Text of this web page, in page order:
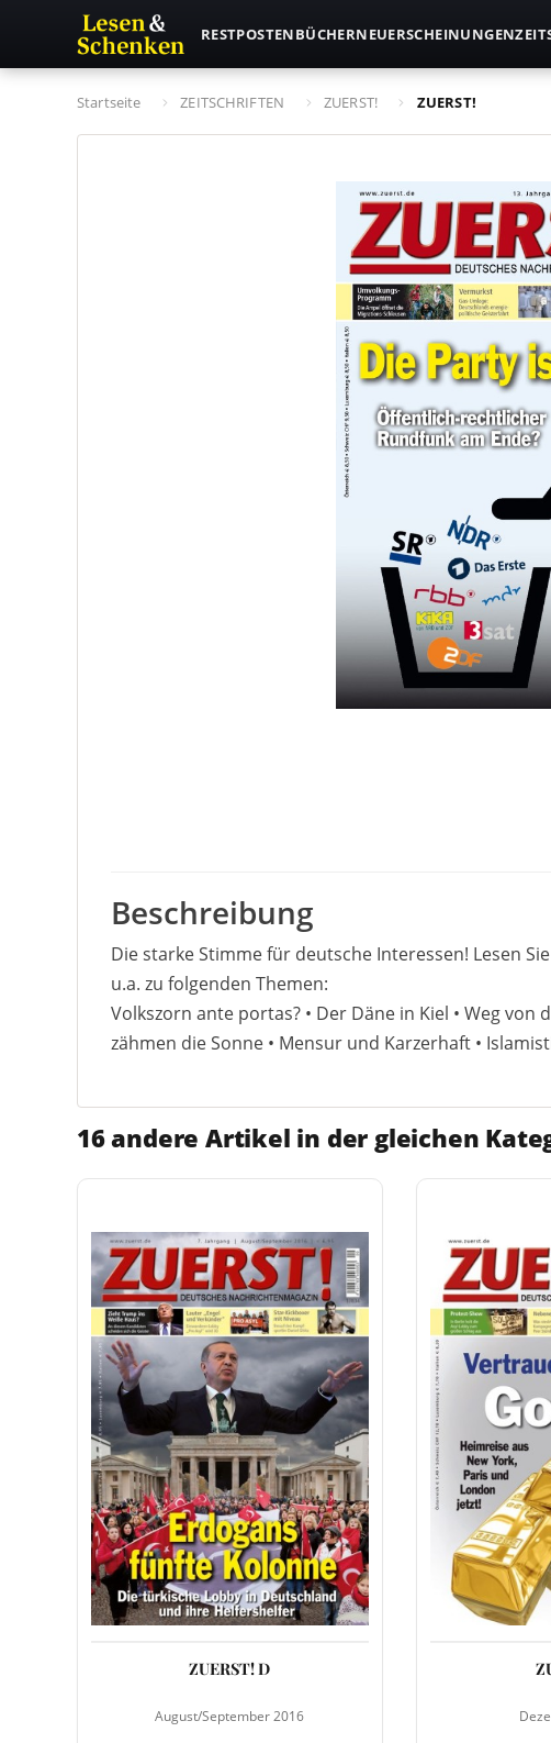
RESTPOSTENBÜCHERNEUERSCHEINUNGEN
Startseite ZEITSCHRIFTEN ZUERST! ZUERST!
Beschreibung
Die starke Stimme für deutsche Interessen! Lesen
u.a. zu folgenden Themen:
Volkszorn ante portas? • Der Däne in Kiel • Weg
zähmen die Sonne • Mensur und Karzerhaft •
16 andere Artikel in der gleichen
ZUERST! D
August/September 2016